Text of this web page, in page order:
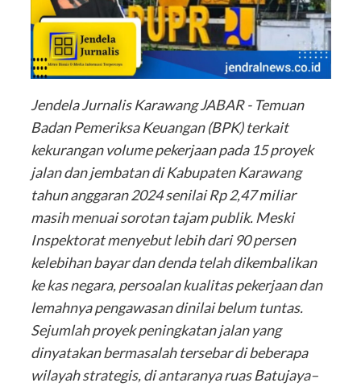
Jendela Jurnalis Karawang JABAR - Temuan
Badan Pemeriksa Keuangan (BPK) terkait
kekurangan volume pekerjaan pada 15 proyek
jalan dan jembatan di Kabupaten Karawang
tahun anggaran 2024 senilai Rp 2,47 miliar
masih menuai sorotan tajam publik. Meski
Inspektorat menyebut lebih dari 90 persen
kelebihan bayar dan denda telah dikembalikan
ke kas negara, persoalan kualitas pekerjaan dan
lemahnya pengawasan dinilai belum tuntas.
Sejumlah proyek peningkatan jalan yang
dinyatakan bermasalah tersebar di beberapa
wilayah strategis, di antaranya ruas Batujaya–